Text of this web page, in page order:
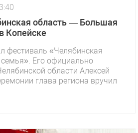
область — Большая
Копейске
фестиваль «Челябинская
Его официально
области Алексей
глава региона вручил